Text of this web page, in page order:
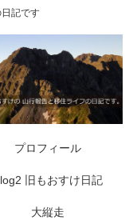
記です
プロフィール
旧もおすけ日記
大縦走